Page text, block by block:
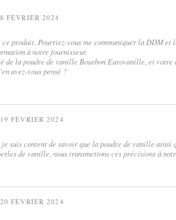
8 FÉVRIER 2024
produit. Pourriez-vous me communiquer la DDM et
à notre fournisseur.
de la poudre de vanille Bourbon Eurovanille, et
avez-vous pensé ?
19 FÉVRIER 2024
suis content de savoir que la poudre de vanille ainsi
de vanille, nous transmettons ces précisions à
20 FÉVRIER 2024